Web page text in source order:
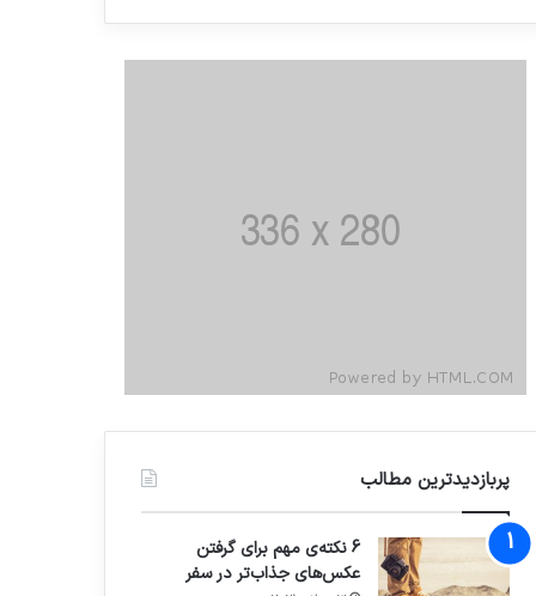
پربازدیدترین مطالب
6 نکته‌ی مهم برای گرفتن
عکس‌های جذاب‌تر در سفر